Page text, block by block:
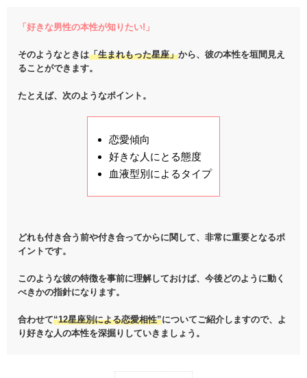
「好きな男性の本性が知りたい!」
そのようなときは「生まれもった星座」から、彼の本性を垣間見え
ることができます。
たとえば、次のようなポイント。
恋愛傾向
好きな人にとる態度
血液型別によるタイプ
どれも付き合う前や付き合ってからに関して、非常に重要となるポ
イントです。
このような彼の特徴を事前に理解しておけば、今後どのように動く
べきかの指針になります。
合わせて“12星座別による恋愛相性”についてご紹介しますので、よ
り好きな人の本性を深掘りしていきましょう。